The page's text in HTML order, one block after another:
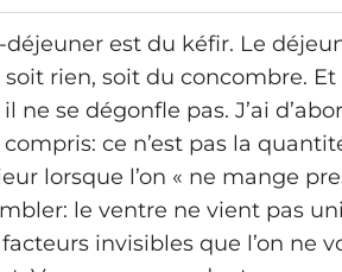
est du kéfir. Le
rien, soit du concombre.
ne se dégonfle pas. J’ai
compris: ce n’est pas la
lorsque l’on « ne mange
le ventre ne vient pas
invisibles que l’on ne